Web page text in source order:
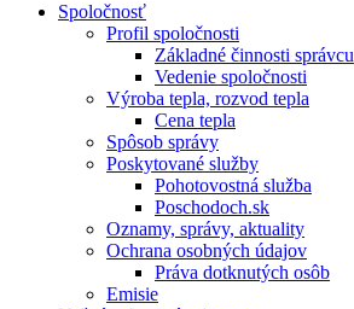
Spoločnosť
Profil spoločnosti
Základné činnosti správcu
Vedenie spoločnosti
Výroba tepla, rozvod tepla
Cena tepla
Spôsob správy
Poskytované služby
Pohotovostná služba
Poschodoch.sk
Oznamy, správy, aktuality
Ochrana osobných údajov
Práva dotknutých osôb
Emisie